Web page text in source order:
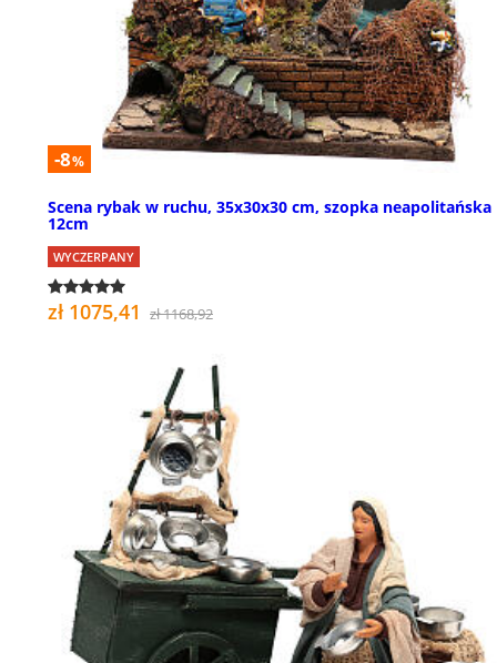
-8%
Scena rybak w ruchu, 35x30x30 cm, szopka neapolitańska
12cm
WYCZERPANY
zł 1075,41 zł 1168,92